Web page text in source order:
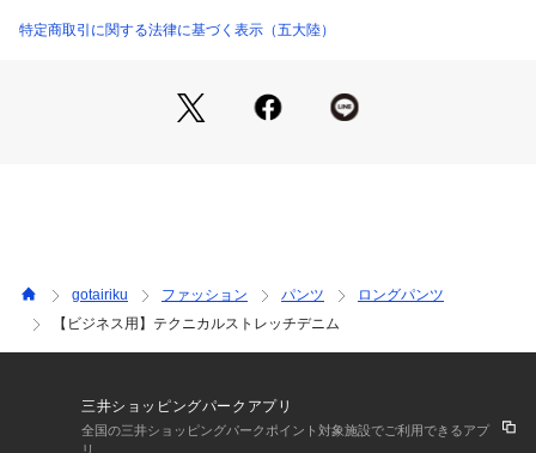
【シルエット】
ルを。夏にはビズポロなどでクールビズにも対応できます。
【仕様特徴】
特定商取引に関する法律に基づく表示（五大陸）
gotairiku ファッション パンツ
ロングパンツ
【ビジネス用】テクニカルストレッチデニム
三井ショッピングパークアプリ
全国の三井ショッピングパークポイント対象施設でご利用できるアプ
リ